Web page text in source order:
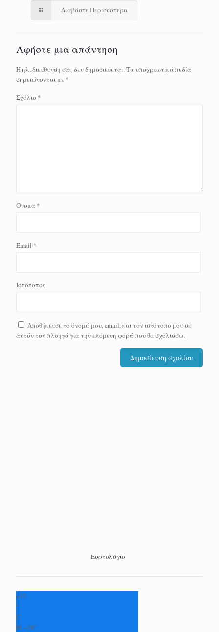
Διαβάστε Περισσότερα
Αφήστε μια απάντηση
Η ηλ. διεύθυνση σας δεν δημοσιεύεται.Τα υποχρεωτικά πεδία
σημειώνονται με *
Σχόλιο *
Όνομα *
Email *
Ιστότοπος
Αποθήκευσε το όνομά μου, email, και τον ιστότοπο μου σε
αυτόν τον πλοηγό για την επόμενη φορά που θα σχολιάσω.
Εορτολόγιο
+37
°
C
H: +38°